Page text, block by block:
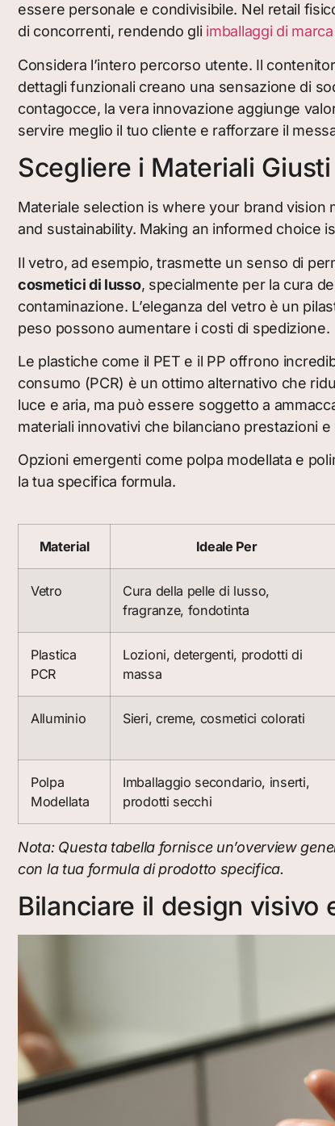
essere personale e condivisibile. Nel retail
di concorrenti, rendendo gli imballaggi di
Considera l’intero percorso utente. Il
dettagli funzionali creano una sensazione di
contagocce, la vera innovazione aggiunge
servire meglio il tuo cliente e rafforzare il
Scegliere i Materiali Giusti
Materiale selection is where your brand
and sustainability. Making an informed choice
Il vetro, ad esempio, trasmette un senso di
cosmetici di lusso, specialmente per la cura
contaminazione. L’eleganza del vetro è un
peso possono aumentare i costi di spedizione.
Le plastiche come il PET e il PP offrono
consumo (PCR) è un ottimo alternativo che
luce e aria, ma può essere soggetto a
materiali innovativi che bilanciano prestazioni
Opzioni emergenti come polpa modellata e
la tua specifica formula.
Material
Ideale Per
Vetro
Cura della pelle di lusso,
fragranze, fondotinta
Plastica
PCR
Lozioni, detergenti, prodotti di
massa
Alluminio Sieri, creme, cosmetici colorati
Polpa
Modellata
Imballaggio secondario, inserti,
prodotti secchi
Nota: Questa tabella fornisce un’overview
con la tua formula di prodotto specifica.
Bilanciare il design visivo